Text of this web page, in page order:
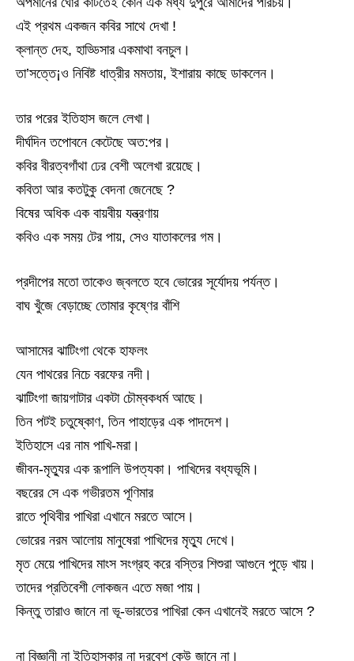
এই প্রথম একজন কবির সাথে দেখা !
ক্লান্ত দেহ, হাড্ডিসার একমাথা বনচুল।
তা’সত্তে¡ও নিবিষ্ট ধাত্রীর মমতায়, ইশারায় কাছে ডাকলেন।
তার পরের ইতিহাস জলে লেখা।
দীর্ঘদিন তপোবনে কেটেছে অত:পর।
কবির বীরত্বগাঁথা ঢের বেশী অলেখা রয়েছে।
কবিতা আর কতটুকু বেদনা জেনেছে ?
বিষের অধিক এক বায়বীয় যন্ত্রণায়
কবিও এক সময় টের পায়, সেও যাতাকলের গম।
প্রদীপের মতো তাকেও জ্বলতে হবে ভোরের সূর্যোদয় পর্যন্ত।
বাঘ খুঁজে বেড়াচ্ছে তোমার কৃষ্ণের বাঁশি
আসামের ঝাটিংগা থেকে হাফলং
যেন পাথরের নিচে বরফের নদী।
ঝাটিংগা জায়গাটার একটা চৌম্বকধর্ম আছে।
তিন পটই চতুষ্কোণ, তিন পাহাড়ের এক পাদদেশ।
ইতিহাসে এর নাম পাখি-মরা।
জীবন-মৃত্যুর এক রূপালি উপত্যকা। পাখিদের বধ্যভূমি।
বছরের সে এক গভীরতম পূণিমার
রাতে পৃথিবীর পাখিরা এখানে মরতে আসে।
ভোরের নরম আলোয় মানুষেরা পাখিদের মৃত্যু দেখে।
মৃত মেয়ে পাখিদের মাংস সংগ্রহ করে বস্তির শিশুরা আগুনে পুড়ে খায়।
তাদের প্রতিবেশী লোকজন এতে মজা পায়।
কিন্তু তারাও জানে না ভূ-ভারতের পাখিরা কেন এখানেই মরতে আসে ?
না বিজ্ঞানী না ইতিহাসকার না দরবেশ কেউ জানে না।